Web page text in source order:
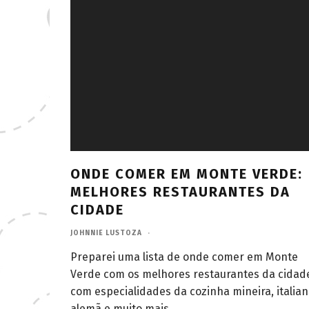
ONDE COMER EM MONTE VERDE:
MELHORES RESTAURANTES DA
CIDADE
JOHNNIE LUSTOZA ·
Preparei uma lista de onde comer em Monte
Verde com os melhores restaurantes da
com especialidades da cozinha mineira,